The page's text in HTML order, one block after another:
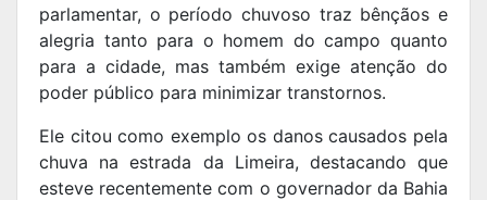
parlamentar, o período chuvoso traz bênçãos e
alegria tanto para o homem do campo quanto
para a cidade, mas também exige atenção do
poder público para minimizar transtornos.
Ele citou como exemplo os danos causados pela
chuva na estrada da Limeira, destacando que
esteve recentemente com o governador da Bahia